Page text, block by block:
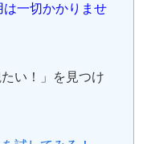
一切かかりませ
い！」を見つけ